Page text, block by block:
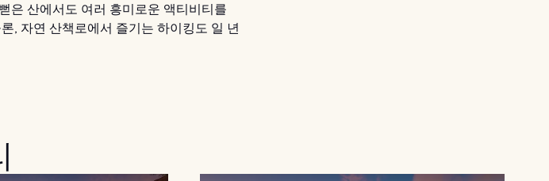
은 산에서도 여러 흥미로운 액티비티를
, 자연 산책로에서 즐기는 하이킹도 일 년